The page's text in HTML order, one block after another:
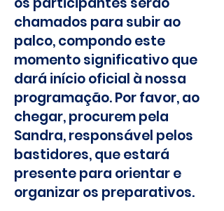
chamados para subir ao
palco, compondo este
momento significativo que
dará início oficial à nossa
programação. Por favor, ao
chegar, procurem pela
Sandra, responsável pelos
bastidores, que estará
presente para orientar e
organizar os preparativos.